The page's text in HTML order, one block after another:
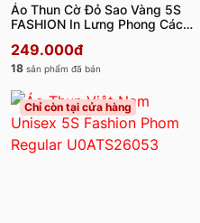
Áo Thun Cờ Đỏ Sao Vàng 5S
FASHION In Lưng Phong Cách
249.000đ
18 sản phẩm đã bán
Chỉ còn tại cửa hàng